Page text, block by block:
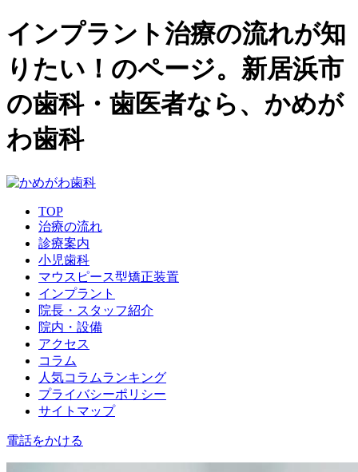
インプラント治療の流れが知
りたい！のページ。新居浜市
の歯科・歯医者なら、かめが
わ歯科
TOP
治療の流れ
診療案内
小児歯科
マウスピース型矯正装置
インプラント
院長・スタッフ紹介
院内・設備
アクセス
コラム
人気コラムランキング
プライバシーポリシー
サイトマップ
電話をかける